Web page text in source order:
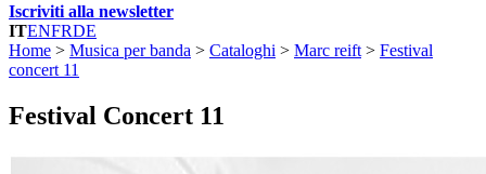
Iscriviti alla newsletter
ITENFRDE
Home > Musica per banda > Cataloghi > Marc reift > Festival
concert 11
Festival Concert 11